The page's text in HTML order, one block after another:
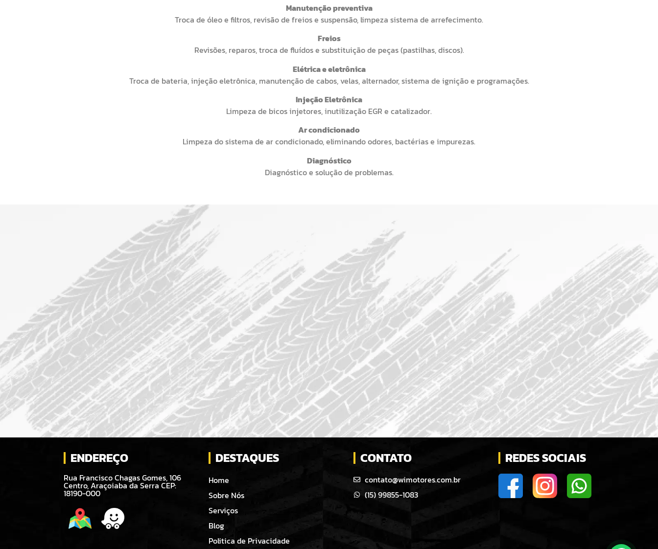
Manutenção preventiva
Troca de óleo e filtros, revisão de freios e suspensão, limpeza sistema de arrefecimento.
Freios
Revisões, reparos, troca de fluídos e substituição de peças (pastilhas, discos).
Elétrica e eletrônica
Troca de bateria, injeção eletrônica, manutenção de cabos, velas, alternador, sistema de ignição e programações.
Injeção Eletrônica
Limpeza de bicos injetores, inutilização EGR e catalizador.
Ar condicionado
Limpeza do sistema de ar condicionado, eliminando odores, bactérias e impurezas.
Diagnóstico
Diagnóstico e solução de problemas.
ENDEREÇO
Rua Francisco Chagas Gomes, 106
Centro, Araçoiaba da Serra CEP:
18190-000
DESTAQUES
Home
Sobre Nós
Serviços
Blog
Politica de Privacidade
CONTATO
contato@wimotores.com.br
(15) 99855-1083
REDES SOCIAIS